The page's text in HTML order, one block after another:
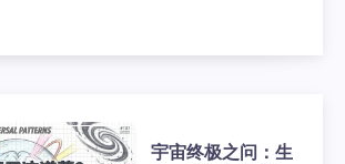
宇宙终极之问：生